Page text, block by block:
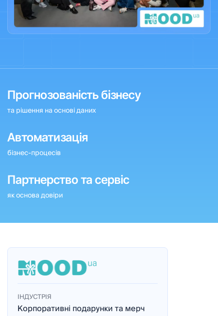
Прогнозованість бізнесу
та рішення на основі даних
Автоматизація
бізнес-процесів
Партнерство та сервіс
як основа довіри
ІНДУСТРІЯ
Корпоративні подарунки та мерч